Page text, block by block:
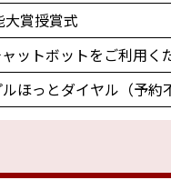
賞授賞式
ットボットをご利用く
ほっとダイヤル（予約